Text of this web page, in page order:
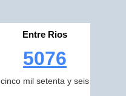
Entre Rios
5076
cinco mil setenta y seis